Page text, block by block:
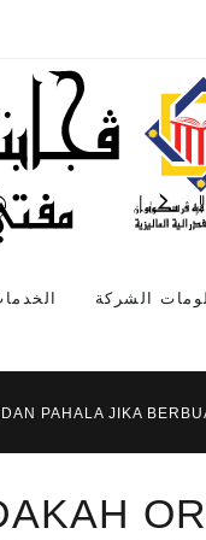
الشركة
PAHALA JIKA